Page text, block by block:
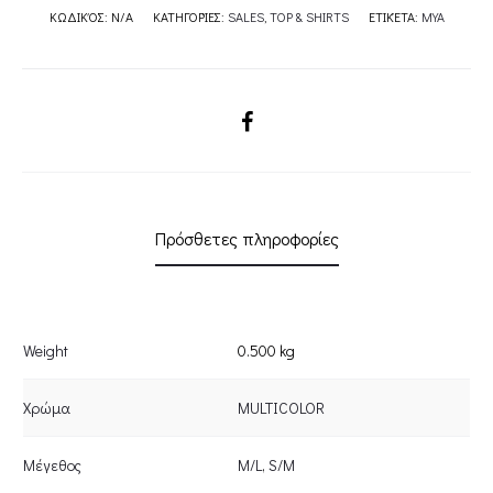
ΚΩΔΙΚΌΣ: N/A ΚΑΤΗΓΟΡΊΕΣ: SALES, TOP & SHIRTS ΕΤΙΚΈΤΑ: MYA
SHARE
Πρόσθετες πληροφορίες
Weight 0.500 kg
Χρώμα MULTICOLOR
Μέγεθος M/L, S/M